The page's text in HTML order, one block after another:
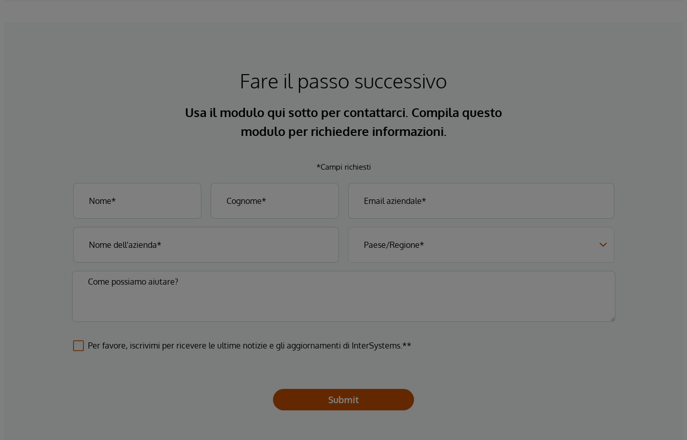
Fare il passo successivo
Usa il modulo qui sotto per contattarci. Compila questo
modulo per richiedere informazioni.
*Campi richiesti
Per favore, iscrivimi per ricevere le ultime notizie e gli aggiornamenti di InterSystems.**
Submit